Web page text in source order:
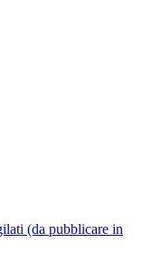
(da pubblicare in